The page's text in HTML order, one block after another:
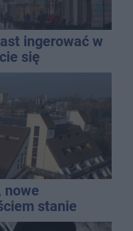
ingerować w
się
nowe
stanie